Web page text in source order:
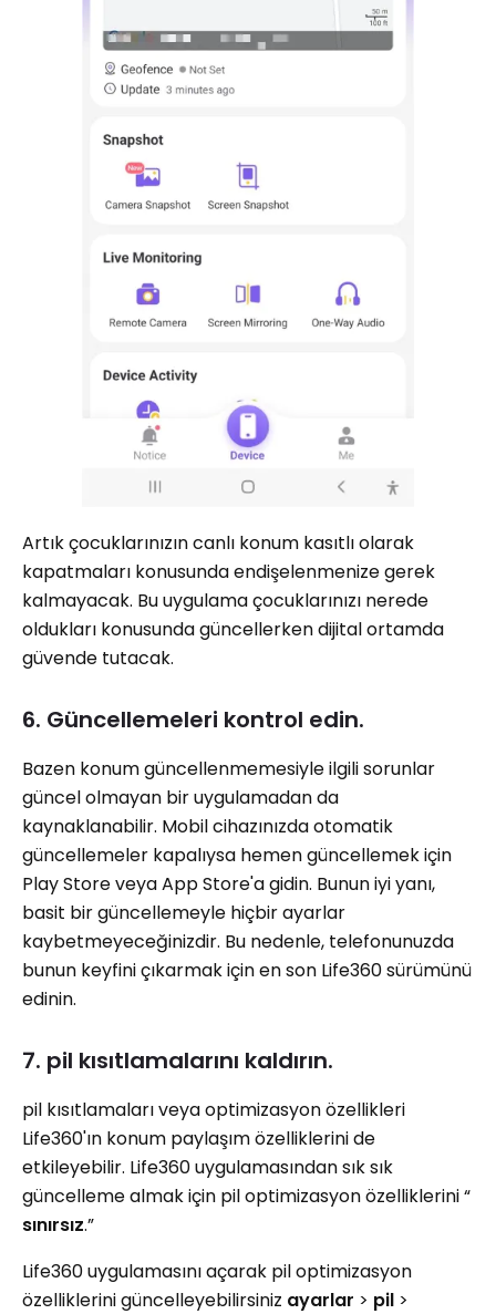
Artık çocuklarınızın canlı konum kasıtlı olarak
kapatmaları konusunda endişelenmenize gerek
kalmayacak. Bu uygulama çocuklarınızı nerede
oldukları konusunda güncellerken dijital ortamda
güvende tutacak.
6. Güncellemeleri kontrol edin.
Bazen konum güncellenmemesiyle ilgili sorunlar
güncel olmayan bir uygulamadan da
kaynaklanabilir. Mobil cihazınızda otomatik
güncellemeler kapalıysa hemen güncellemek için
Play Store veya App Store'a gidin. Bunun iyi yanı,
basit bir güncellemeyle hiçbir ayarlar
kaybetmeyeceğinizdir. Bu nedenle, telefonunuzda
bunun keyfini çıkarmak için en son Life360 sürümünü
edinin.
7. pil kısıtlamalarını kaldırın.
pil kısıtlamaları veya optimizasyon özellikleri
Life360'ın konum paylaşım özelliklerini de
etkileyebilir. Life360 uygulamasından sık sık
güncelleme almak için pil optimizasyon özelliklerini “
sınırsız.”
Life360 uygulamasını açarak pil optimizasyon
özelliklerini güncelleyebilirsiniz ayarlar > pil >